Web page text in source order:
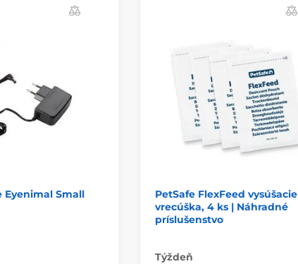
Small
PetSafe FlexFeed vysúšacie
vrecúška, 4 ks | Náhradné
príslušenstvo
Týždeň